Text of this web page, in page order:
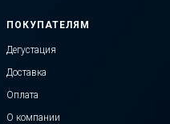
ПОКУПАТЕЛЯМ
Дегустация
Доставка
Оплата
О компании